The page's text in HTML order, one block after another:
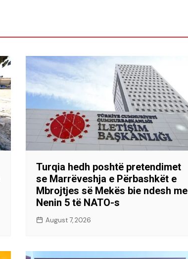
Turqia hedh poshtë pretendimet
se Marrëveshja e Përbashkët e
Mbrojtjes së Mekës bie ndesh me
Nenin 5 të NATO-s
August 7, 2026